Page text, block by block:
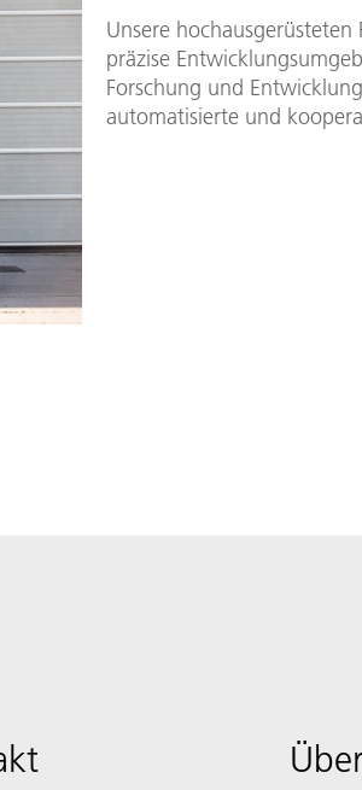
Unsere
präzise
Forschung und
automatisierte und